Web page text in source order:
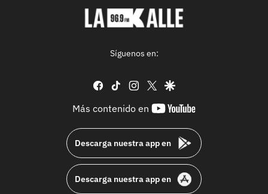
Síguenos en:
facebook
tiktok instagram
twittergoogle
Más contenido en
youtube-
Descarga nuestra app en
Descarga nuestra app en